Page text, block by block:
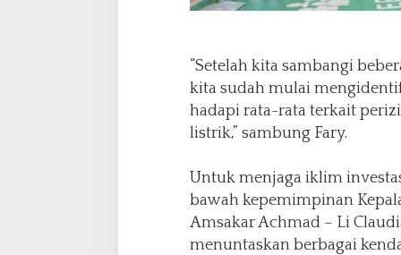
“Setelah kita sambangi
kita sudah mulai
hadapi rata-rata terkait
listrik,” sambung Fary.
Untuk menjaga iklim
bawah kepemimpinan
Amsakar Achmad – Li
menuntaskan berbagai